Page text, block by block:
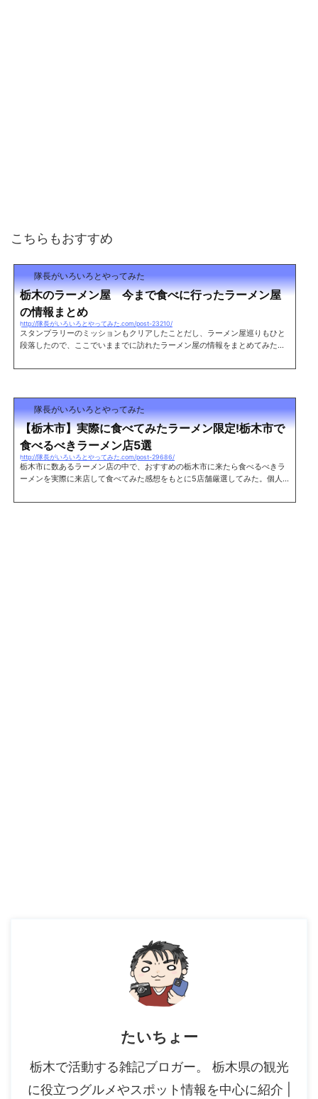
こちらもおすすめ
隊長がいろいろとやってみた
栃木のラーメン屋 今まで食べに行ったラーメン屋
の情報まとめ
http://隊長がいろいろとやってみた.com/post-23210/
スタンプラリーのミッションもクリアしたことだし、ラーメン屋巡りもひと
段落したので、ここでいままでに訪れたラーメン屋の情報をまとめてみた。
馬の境に位置する県西にあるエリア。 まだまだラーメン屋として有名なお店
木曜日麺や 松レポート住所 栃木県足利市伊勢町1-2-1 両毛ビル1F TEL 02
84-43-2117 営業...
隊長がいろいろとやってみた
【栃木市】実際に食べてみたラーメン限定!栃木市で
食べるべきラーメン店5選
http://隊長がいろいろとやってみた.com/post-29686/
栃木市に数あるラーメン店の中で、おすすめの栃木市に来たら食べるべきラ
ーメンを実際に来店して食べてみた感想をもとに5店舗厳選してみた。個人
が、是非一度は食べてみて欲しい。 ※あいうえお順 支那そば蔵之宮これぞ支
たいちょー
栃木で活動する雑記ブロガー。 栃木県の観光
に役立つグルメやスポット情報を中心に紹介 |